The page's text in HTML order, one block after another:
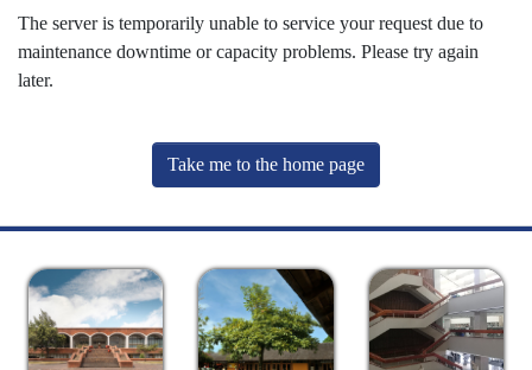
The server is temporarily unable to service your request due to
maintenance downtime or capacity problems. Please try again
later.
Take me to the home page